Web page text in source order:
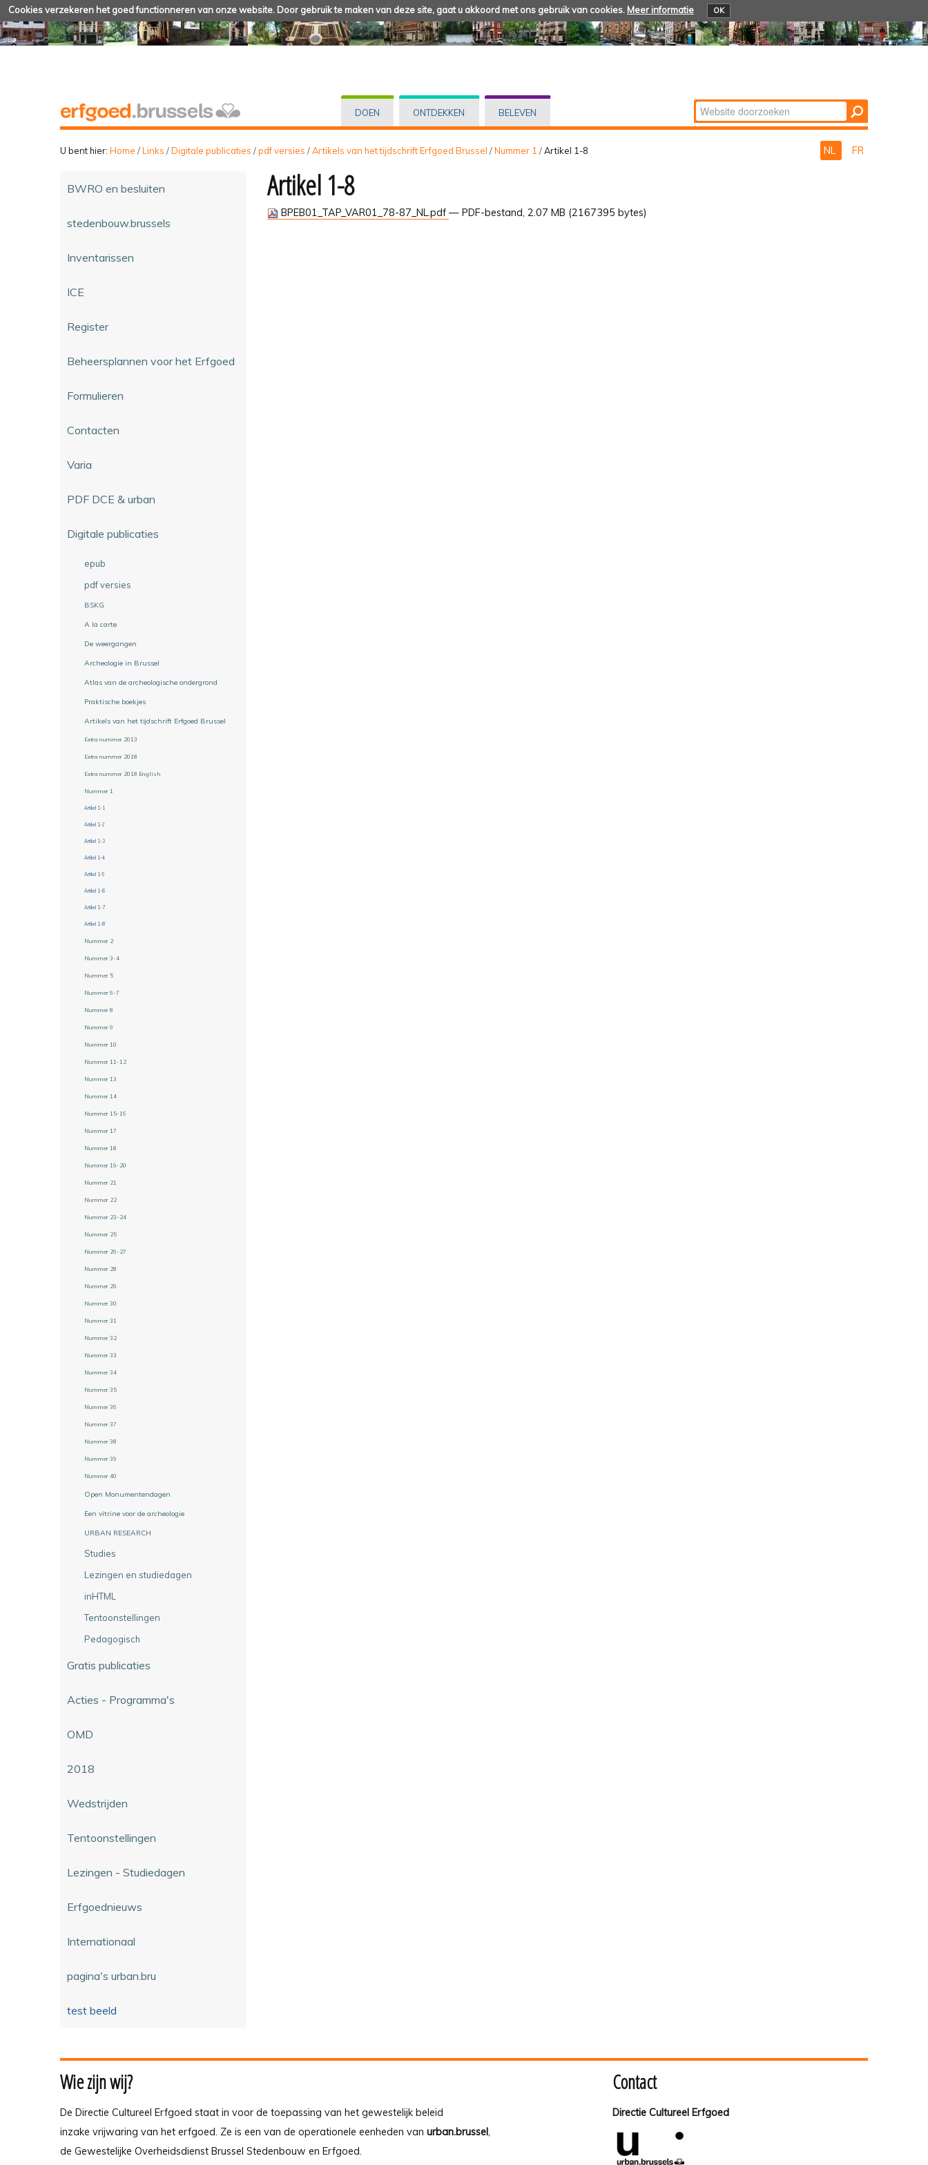
Cookies verzekeren het goed functionneren van onze website. Door gebruik te maken van deze site, gaat u akkoord met ons gebruik van cookies. Meer informatie OK
DOEN ONTDEKKEN BELEVEN Zoek
Geavanceerd
U bent hier: Home /Links /Digitale publicaties /pdf versies /Artikels van het tijdschrift Erfgoed Brussel /Nummer 1 /Artikel 1-8 NL FR
BWRO en besluiten
stedenbouw.brussels
Inventarissen
ICE
Register
Beheersplannen voor het Erfgoed
Formulieren
Contacten
Varia
PDF DCE & urban
Digitale publicaties
epub
pdf versies
BSKG
A la carte
De weergangen
Archeologie in Brussel
Atlas van de archeologische ondergrond
Praktische boekjes
Artikels van het tijdschrift Erfgoed Brussel
Extra nummer 2013
Extra nummer 2018
Extra nummer 2018 English
Nummer 1
Artikel 1-1
Artikel 1-2
Artikel 1-3
Artikel 1-4
Artikel 1-5
Artikel 1-6
Artikel 1-7
Artikel 1-8
Nummer 2
Nummer 3-4
Nummer 5
Nummer 6-7
Nummer 8
Nummer 9
Nummer 10
Nummer 11-12
Nummer 13
Nummer 14
Nummer 15-16
Nummer 17
Nummer 18
Nummer 19-20
Nummer 21
Nummer 22
Nummer 23-24
Nummer 25
Nummer 26-27
Nummer 28
Nummer 29
Nummer 30
Nummer 31
Nummer 32
Nummer 33
Nummer 34
Nummer 35
Nummer 36
Nummer 37
Nummer 38
Nummer 39
Nummer 40
Open Monumentendagen
Een vitrine voor de archeologie
URBAN RESEARCH
Studies
Lezingen en studiedagen
inHTML
Tentoonstellingen
Pedagogisch
Gratis publicaties
Acties - Programma's
OMD
2018
Wedstrijden
Tentoonstellingen
Lezingen - Studiedagen
Erfgoednieuws
Internationaal
pagina's urban.bru
test beeld
Artikel 1-8
BPEB01_TAP_VAR01_78-87_NL.pdf — PDF-bestand, 2.07 MB (2167395 bytes)
Wie zijn wij?
De Directie Cultureel Erfgoed staat in voor de toepassing van het gewestelijk beleid
inzake vrijwaring van het erfgoed. Ze is een van de operationele eenheden van urban.brussel,
de Gewestelijke Overheidsdienst Brussel Stedenbouw en Erfgoed.
Contact
Directie Cultureel Erfgoed